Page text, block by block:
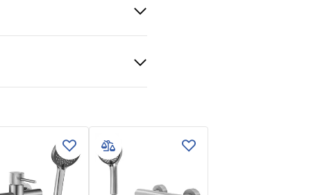
BEZPIECZENSTWA
de garanție